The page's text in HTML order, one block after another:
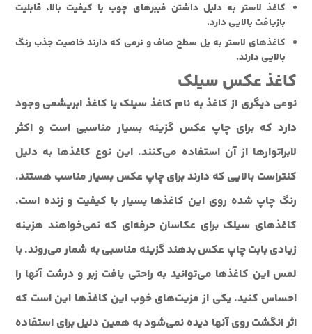
کاغذ لاستر به دلیل داشتن فیبرهای چوب با کیفیت بالا، قابلیت
بازیافت بالایی دارد.
کاغذهای لاستر به یل سطح صاف و نرمی که دارند خاصیت جذب رنگ
بالایی دارند.
کاغذ عکس سیلک
نوعی دیگری از کاغذ به نام کاغذ سیلک یا کاغذ ابریشمی وجود
دارد که برای چاپ عکس گزینه بسیار مناسبی است و اکثر
لابراتوارها از آن استفاده می‌کنند. این نوع کاغذها به دلیل
کنتراست بالایی که دارند برای چاپ عکس بسیار مناسب هستند.
رنگ چاپ شده روی این کاغذها بسیار با کیفیت و زنده است.
کاغذهای سیلک برای عکاسان حرفه‌ای که نمی‌خواهند هزینه
زیادی بابت چاپ عکس بدهند گزینه مناسبی به شمار می‌روند. با
لمس این کاغذها می‌توانید به راحتی بافت زبر و درشت آنها را
احساس کنید. یکی از مزیت‌های خوب این کاغذها این است که
اثر انگشت روی آنها دیده نمی‌شود به همین دلیل برای استفاده